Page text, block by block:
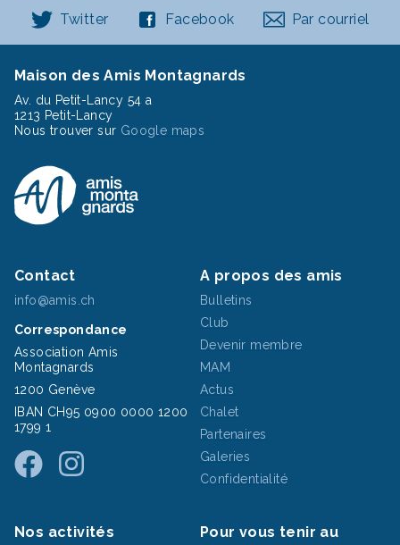
Twitter Facebook Par courriel
Maison des Amis Montagnards
Av. du Petit-Lancy 54 a
1213 Petit-Lancy
Nous trouver sur Google maps
Contact
info@amis.ch
Correspondance
Association Amis
Montagnards
1200 Genève
IBAN CH95 0900 0000 1200
1799 1
A propos des amis
Bulletins
Club
Devenir membre
MAM
Actus
Chalet
Partenaires
Galeries
Confidentialité
Nos activités
Pour vous tenir au